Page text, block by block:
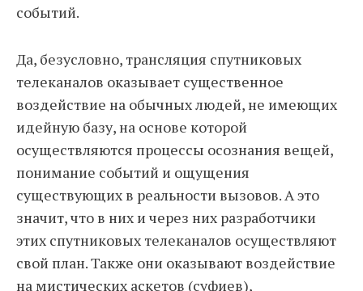
событий.
Да, безусловно, трансляция спутниковых
телеканалов оказывает существенное
воздействие на обычных людей, не имеющих
идейную базу, на основе которой
осуществляются процессы осознания вещей,
понимание событий и ощущения
существующих в реальности вызовов. А это
значит, что в них и через них разработчики
этих спутниковых телеканалов осуществляют
свой план. Также они оказывают воздействие
на мистических аскетов (суфиев),